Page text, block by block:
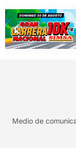
Medio de